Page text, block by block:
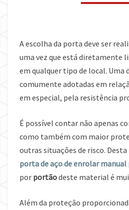
A escolha da porta deve ser
uma vez que está diretamente
em qualquer tipo de local. Uma
comumente adotadas em
em especial, pela resistência
É possível contar não apenas
como também com maior
outras situações de risco.
porta de aço de enrolar manual
por portãodeste material é
Além da proteção